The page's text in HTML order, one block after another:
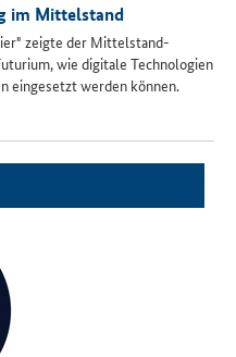
im Mittelstand
zeigte der Mittelstand-
wie digitale Technologien
eingesetzt werden können.